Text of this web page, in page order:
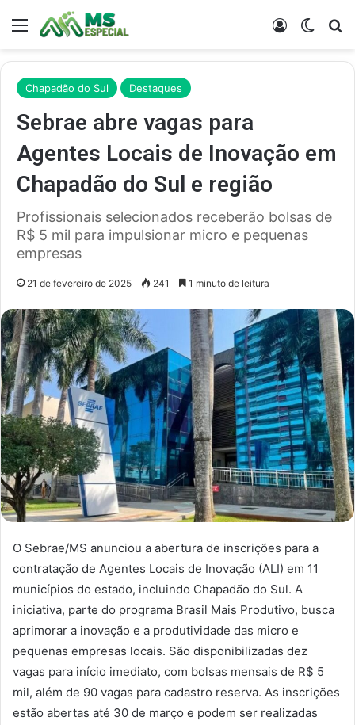
Menu Entrar
Chapadão do Sul Destaques
Sebrae abre vagas para
Agentes Locais de Inovação em
Chapadão do Sul e região
Profissionais selecionados receberão bolsas de
R$ 5 mil para impulsionar micro e pequenas
empresas
21 de fevereiro de 2025 241 1 minuto de leitura
O Sebrae/MS anunciou a abertura de inscrições para a
contratação de Agentes Locais de Inovação (ALI) em 11
municípios do estado, incluindo Chapadão do Sul. A
iniciativa, parte do programa Brasil Mais Produtivo, busca
aprimorar a inovação e a produtividade das micro e
pequenas empresas locais. São disponibilizadas dez
vagas para início imediato, com bolsas mensais de R$ 5
mil, além de 90 vagas para cadastro reserva. As inscrições
estão abertas até 30 de março e podem ser realizadas